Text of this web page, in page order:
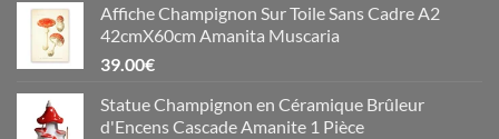
Affiche Champignon Sur Toile Sans Cadre A2
42cmX60cm Amanita Muscaria
39.00€
Statue Champignon en Céramique Brûleur
d'Encens Cascade Amanite 1 Pièce